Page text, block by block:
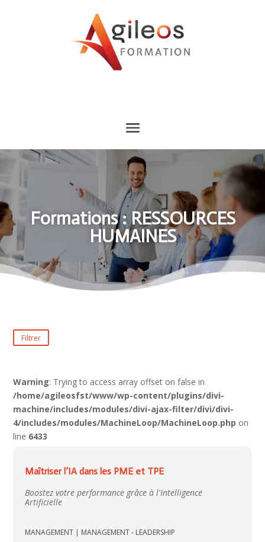
Formations : RESSOURCES
HUMAINES
Filtrer
Warning: Trying to access array offset on false in
/home/agileosfst/www/wp-content/plugins/divi-
machine/includes/modules/divi-ajax-filter/divi/divi-
4/includes/modules/MachineLoop/MachineLoop.php on
line 6433
Maîtriser l’IA dans les PME et TPE
Boostez votre performance grâce à l'Intelligence
Artificielle
MANAGEMENT | MANAGEMENT - LEADERSHIP